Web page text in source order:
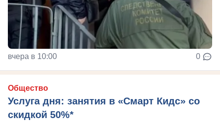
вчера в 10:00 0
Общество
Услуга дня: занятия в «Смарт Кидс» со
скидкой 50%*